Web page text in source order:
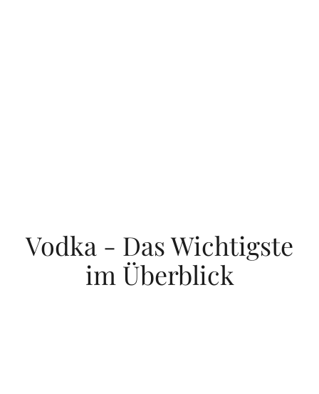
Vodka - Das Wichtigste
im Überblick